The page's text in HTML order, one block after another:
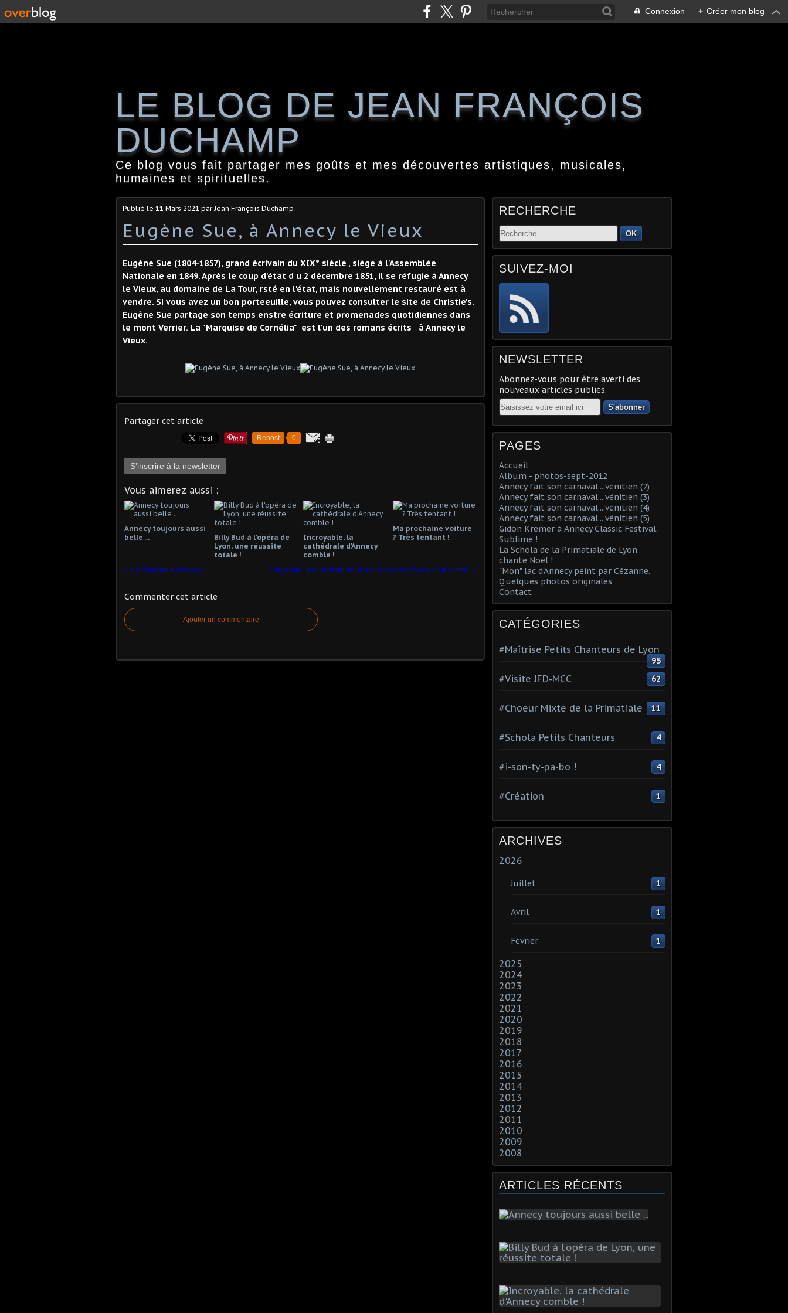
Connexion + Créer mon blog
LE BLOG DE JEAN FRANÇOIS
DUCHAMP
Ce blog vous fait partager mes goûts et mes découvertes artistiques, musicales,
humaines et spirituelles.
Publié le 11 Mars 2021 par Jean François Duchamp
Eugène Sue, à Annecy le Vieux
Eugène Sue (1804-1857), grand écrivain du XIX° siècle , siège à l'Assemblée
Nationale en 1849. Après le coup d'état d u 2 décembre 1851, il se réfugie à Annecy
le Vieux, au domaine de La Tour, rsté en l'état, mais nouvellement restauré est à
vendre. Si vous avez un bon porteeuille, vous pouvez consulter le site de Christie's.
Eugène Sue partage son temps enstre écriture et promenades quotidiennes dans
le mont Verrier. La "Marquise de Cornélia" est l'un des romans écrits à Annecy le
Vieux.
Partager cet article
Repost 0
S'inscrire à la newsletter
Vous aimerez aussi :
Annecy toujours aussi
belle ...
Billy Bud à l'opéra de
Lyon, une réussite
totale !
Incroyable, la
cathédrale d'Annecy
comble !
Ma prochaine voiture
? Très tentant !
La Mavéria à Annecy ? Originale, une statue de Jean-Sébastien Bach à Arnstadt.
Commenter cet article
Ajouter un commentaire
RECHERCHE
OK
SUIVEZ-MOI
NEWSLETTER
Abonnez-vous pour être averti des
nouveaux articles publiés.
Email
PAGES
Accueil
Album - photos-sept-2012
Annecy fait son carnaval....vénitien (2)
Annecy fait son carnaval....vénitien (3)
Annecy fait son carnaval....vénitien (4)
Annecy fait son carnaval....vénitien (5)
Gidon Kremer à Annecy Classic Festival.
Sublime !
La Schola de la Primatiale de Lyon
chante Noël !
"Mon" lac d'Annecy peint par Cézanne.
Quelques photos originales
Contact
CATÉGORIES
#Maîtrise Petits Chanteurs de Lyon
95
#Visite JFD-MCC 62
#Choeur Mixte de la Primatiale 11
#Schola Petits Chanteurs 4
#i-son-ty-pa-bo ! 4
#Création 1
ARCHIVES
2026
Juillet 1
Avril 1
Février 1
2025
2024
2023
2022
2021
2020
2019
2018
2017
2016
2015
2014
2013
2012
2011
2010
2009
2008
ARTICLES RÉCENTS